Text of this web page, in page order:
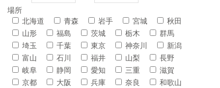
場所
北海道
青森 岩手 宮城
秋田
山形
福島 茨城 栃木
群馬
埼玉
千葉 東京 神奈川
新潟
富山
石川 福井 山梨
長野
岐阜
静岡 愛知 三重
滋賀
京都
大阪 兵庫 奈良
和歌山